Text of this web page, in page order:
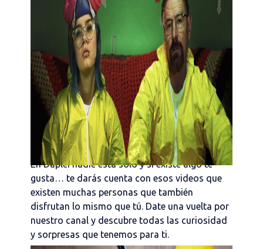
En Daplei nadie está solo y si existe algo te
gusta… te darás cuenta con esos videos que
existen muchas personas que también
disfrutan lo mismo que tú. Date una vuelta por
nuestro canal y descubre todas las curiosidad
y sorpresas que tenemos para ti.